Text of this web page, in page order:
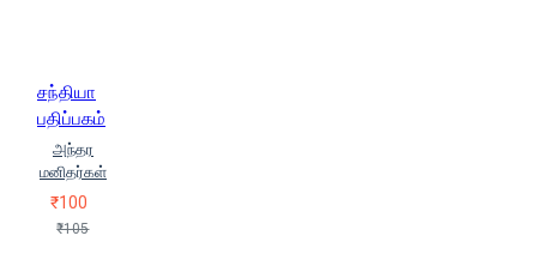
சந்தியா
பதிப்பகம்
அந்தர
மனிதர்கள்
₹100
₹105